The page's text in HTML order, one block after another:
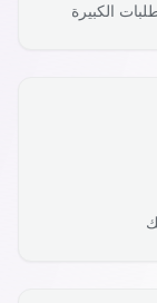
الكبيرة